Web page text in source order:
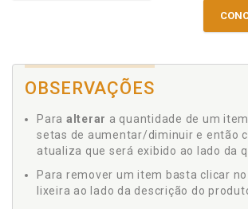
OBSERVAÇÕES
Para alterar a quantidade de um
setas de aumentar/diminuir e então
atualiza que será exibido ao lado da
Para remover um item basta clicar
lixeira ao lado da descrição do